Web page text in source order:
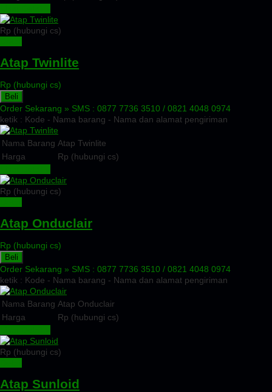
Rp (hubungi cs)
Atap Twinlite
Rp (hubungi cs)
Beli
Order Sekarang » SMS : 0877 7736 3510 / 0821 4048 0974
ketik : Kode - Nama barang - Nama dan alamat pengiriman
Nama Barang Atap Twinlite
Harga
Rp (hubungi cs)
Rp (hubungi cs)
Atap Onduclair
Rp (hubungi cs)
Beli
Order Sekarang » SMS : 0877 7736 3510 / 0821 4048 0974
ketik : Kode - Nama barang - Nama dan alamat pengiriman
Nama Barang Atap Onduclair
Harga
Rp (hubungi cs)
Rp (hubungi cs)
Atap Sunloid